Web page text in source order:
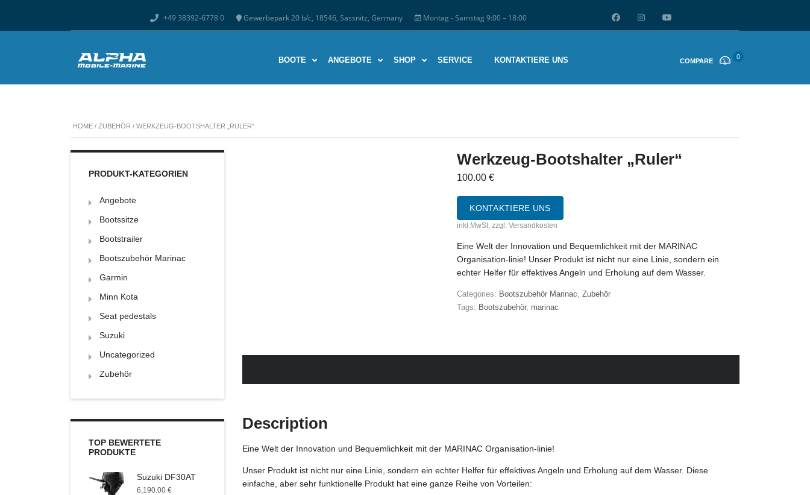
Montag - Samstag 9:00 – 18:00
Gewerbepark 20 b/c, 18546, Sassnitz, Germany
+49 38392-6778 0
COMPARE
0
BOOTE ANGEBOTE SHOP SERVICE KONTAKTIERE UNS
HOME / ZUBEHÖR / WERKZEUG-BOOTSHALTER „RULER“
Werkzeug-Bootshalter „Ruler“
100.00€
KONTAKTIERE UNS
inkl.MwSt, zzgl. Versandkosten
Eine Welt der Innovation und Bequemlichkeit mit der MARINAC
Organisation-linie! Unser Produkt ist nicht nur eine Linie, sondern ein
echter Helfer für effektives Angeln und Erholung auf dem Wasser.
Categories: Bootszubehör Marinac,Zubehör
Tags: Bootszubehör, marinac
Description
Eine Welt der Innovation und Bequemlichkeit mit der MARINAC Organisation-linie!
Unser Produkt ist nicht nur eine Linie, sondern ein echter Helfer für effektives Angeln und Erholung auf dem Wasser. Diese
einfache, aber sehr funktionelle Produkt hat eine ganze Reihe von Vorteilen:
PRODUKT-KATEGORIEN
Angebote
Bootssitze
Bootstrailer
Bootszubehör Marinac
Garmin
Minn Kota
Seat pedestals
Suzuki
Uncategorized
Zubehör
TOP BEWERTETE
PRODUKTE
Suzuki DF30AT
6,190.00 €